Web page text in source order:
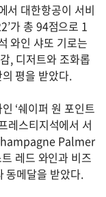
서 대한항공이 서비
가 총 94점으로 1
와인 샤또 기로는
, 디저트와 조화롭
평을 받았다.
‘쉐이퍼 원 포인트
스티지석에서 서
Palmer
레드 와인과 비즈
동메달을 받았다.